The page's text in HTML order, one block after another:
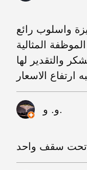
واسلوب رائع
المثالية
والتقدير لها
الاسعار
و. و.
تحت سقف واحد